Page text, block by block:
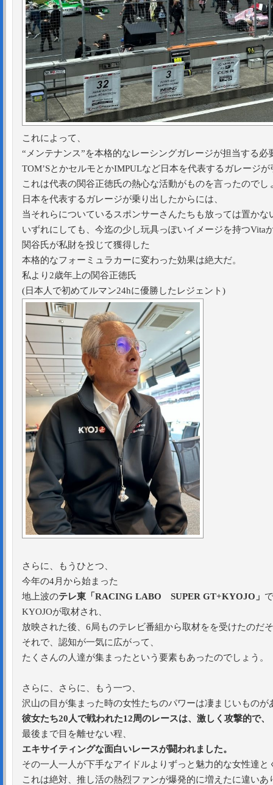
これによって、
“メンテナンス”を本格的なレーシングガレージが担当する必
TOM’SとかセルモとかIMPULなど日本を代表するガレージ
これは代表の関谷正徳氏の熱心な活動がものを言ったのでし
日本を代表するガレージが乗り出したからには、
当それらについているスポンサーさんたちも放っては置かな
いずれにしても、今迄の少し玩具っぽいイメージを持つVita
関谷氏が私財を投じて獲得した
本格的なフォーミュラカーに変わった効果は絶大だ。
私より2歳年上の関谷正徳氏
(日本人で初めてルマン24hに優勝したレジェント)
さらに、もうひとつ、
今年の4月から始まった
地上波のテレ東「RACING LABO SUPER GT+KYOJO」
KYOJOが取材され、
放映された後、6局ものテレビ番組から取材をを受けたのだ
それで、認知が一気に広がって、
たくさんの人達が集まったという要素もあったのでしょう。
さらに、さらに、もう一つ、
沢山の目が集まった時の女性たちのパワーは凄まじいものが
彼女たち20人で戦われた12周のレースは、激しく攻撃的で、
最後まで目を離せない程、
エキサイティングな面白いレースが闘われました。
その一人一人が下手なアイドルよりずっと魅力的な女性達と
これは絶対、推し活の熱烈ファンが爆発的に増えたに違いあ